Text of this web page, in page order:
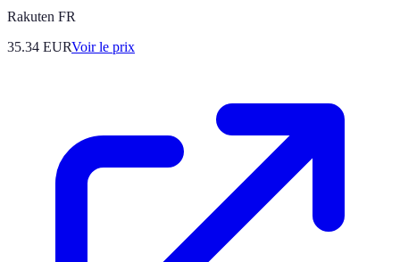
Rakuten FR
35.34 EURVoir le prix